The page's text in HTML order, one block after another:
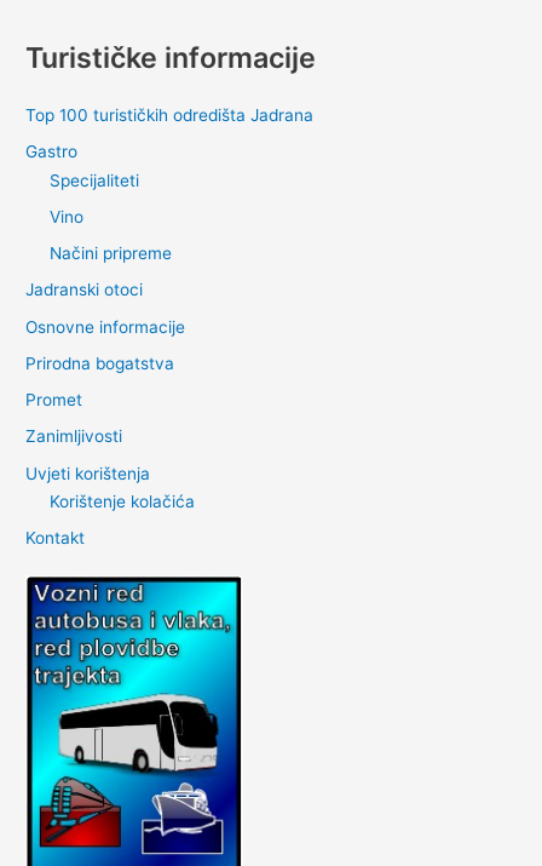
Turističke informacije
Top 100 turističkih odredišta Jadrana
Gastro
Specijaliteti
Vino
Načini pripreme
Jadranski otoci
Osnovne informacije
Prirodna bogatstva
Promet
Zanimljivosti
Uvjeti korištenja
Korištenje kolačića
Kontakt